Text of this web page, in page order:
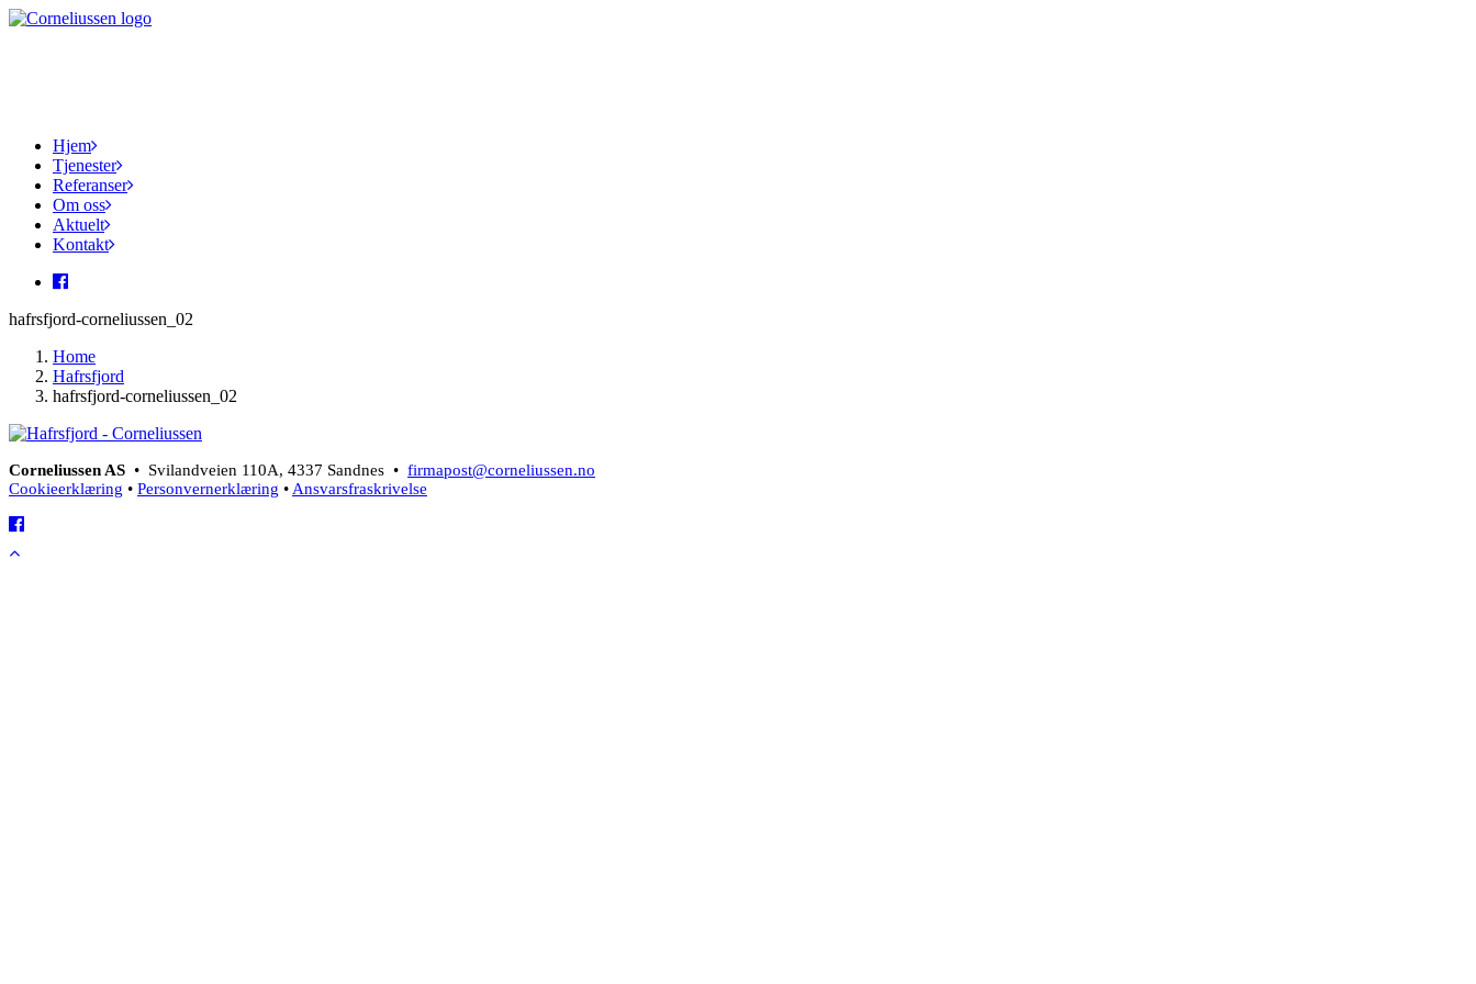
Hjem
Tjenester
Referanser
Om oss
Aktuelt
Kontakt
hafrsfjord-corneliussen_02
Home
Hafrsfjord
hafrsfjord-corneliussen_02
Corneliussen AS • Svilandveien 110A, 4337 Sandnes • firmapost@corneliussen.no
Cookieerklæring • Personvernerklæring • Ansvarsfraskrivelse